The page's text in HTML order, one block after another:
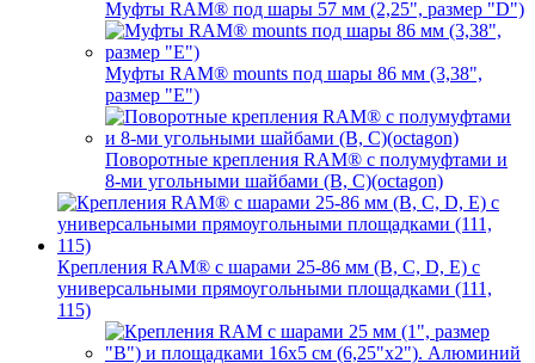
Муфты RAM® под шары 57 мм (2,25", размер "D")
Муфты RAM® mounts под шары 86 мм (3,38",
размер "E")
Поворотные крепления RAM® c полумуфтами и
8-ми угольными шайбами (B, C)(octagon)
Крепления RAM® с шарами 25-86 мм (B, C, D, E) с
универсальными прямоугольными площадками (111,
115)